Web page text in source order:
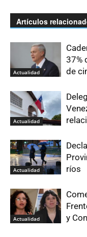
Artículos
Actualidad
37%
de
Actualidad
Actualidad
ríos
Actualidad
y